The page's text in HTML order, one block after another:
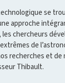
se
approche
chercheurs
de
recherches et
Thibault.